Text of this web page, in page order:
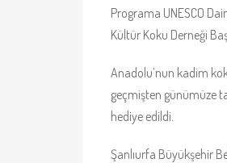
Programa UNESCO
Kültür Koku Derneği
Anadolu’nun kadim
geçmişten günümüze
hediye edildi.
Şanlıurfa Büyükşehir